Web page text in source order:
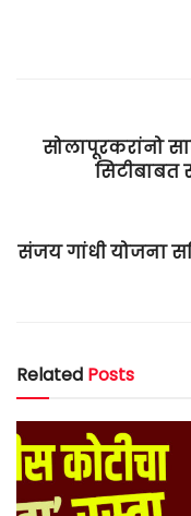
सोलापूरकरांनो
सिटीबाबत
संजय गांधी योजना
Related Posts